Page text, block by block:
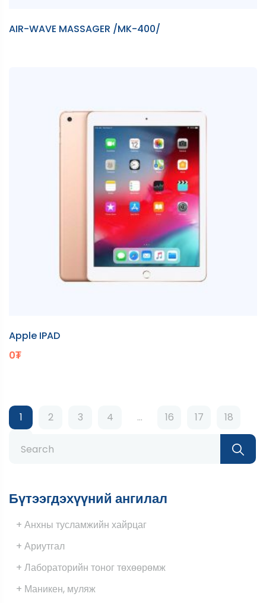
AIR-WAVE MASSAGER /MK-400/
Apple IPAD
0₮
1 2 3 4 … 16 17 18
Бүтээгдэхүүний ангилал
+ Анхны тусламжийн хайрцаг
+ Ариутгал
+ Лабораторийн тоног төхөөрөмж
+ Маникен, муляж